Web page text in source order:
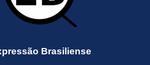
Brasiliense